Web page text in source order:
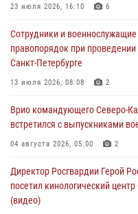
медицины с учетом опыта СВО
08 августа 2026, 09:00 2
Военнослужащие Софринской
дорогой к Победе в СВО»
08 августа 2026, 07:00
настольному теннису ко Дню
23 июля 2026, 16:10 6
Сотрудники и
правопорядок при
Санкт-Петербурге
13 июля 2026, 08:08 2
Врио командующего Северо-
встретился с выпускниками
04 августа 2026, 05:00 2
Директор Росгвардии Герой
посетил кинологический
(видео)